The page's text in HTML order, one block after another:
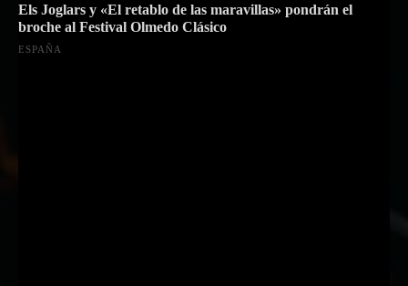
Els Joglars y «El retablo de las maravillas» pondrán el
broche al Festival Olmedo Clásico
ESPAÑA